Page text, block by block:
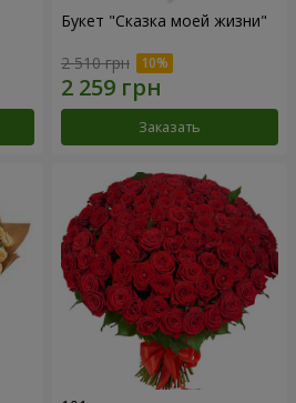
Букет "Сказка моей жизни"
2 510 грн
Заказать